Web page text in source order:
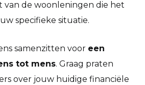
van de woonleningen die het
specifieke situatie.
samenzitten voor een
tot mens. Graag praten
over jouw huidige financiële